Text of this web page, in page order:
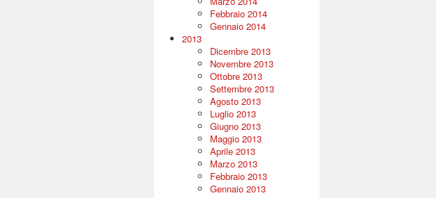
Febbraio 2014
Gennaio 2014
2013
Dicembre 2013
Novembre 2013
Ottobre 2013
Settembre 2013
Agosto 2013
Luglio 2013
Giugno 2013
Maggio 2013
Aprile 2013
Marzo 2013
Febbraio 2013
Gennaio 2013